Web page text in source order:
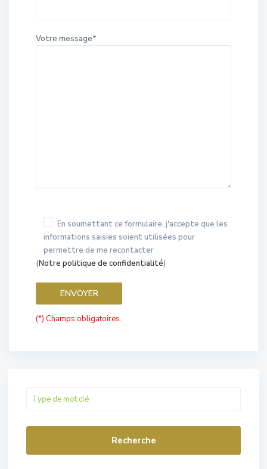
Votre message*
En soumettant ce formulaire, j'accepte que les
informations saisies soient utilisées pour
permettre de me recontacter
(Notre politique de confidentialité)
(*) Champs obligatoires.
Recherche